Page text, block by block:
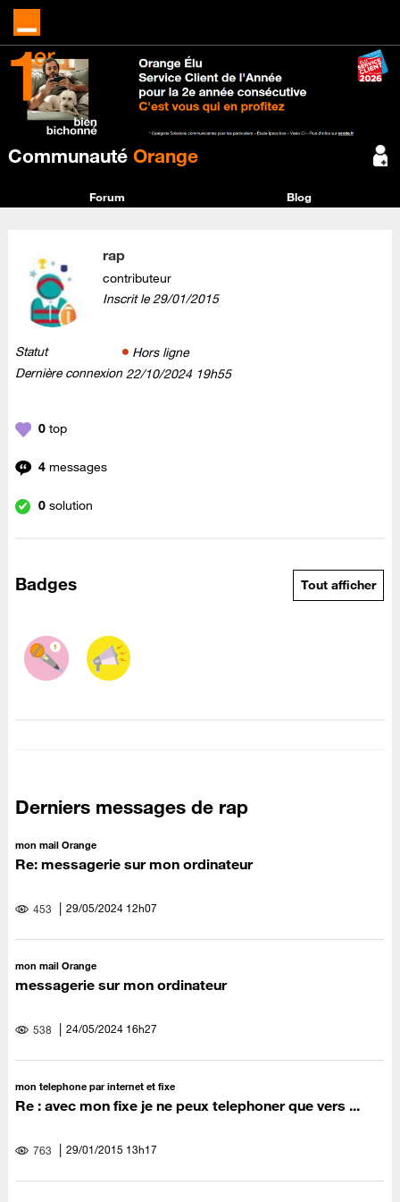
Communauté Orange
Forum Blog
rap
contributeur
Inscrit le‎29/01/2015
Statut
Hors ligne
Dernière connexion ‎22/10/2024 19h55
0 top
4 messages
0 solution
Badges Tout afficher
Derniers messages de rap
mon mail Orange
Re: messagerie sur mon ordinateur
453 ‎29/05/2024 12h07
mon mail Orange
messagerie sur mon ordinateur
538 ‎24/05/2024 16h27
mon telephone par internet et fixe
Re : avec mon fixe je ne peux telephoner que vers ...
763 ‎29/01/2015 13h17